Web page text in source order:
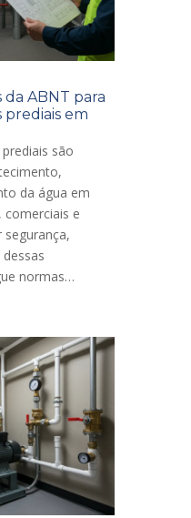
ABNT para
prediais em
são
da água em
comerciais e
segurança,
normas…